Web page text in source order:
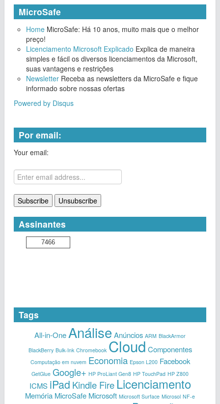
MicroSafe
Home MicroSafe: Há 10 anos, muito mais que o melhor
preço!
Licenciamento Microsoft Explicado Explica de maneira
simples e fácil os diversos licenciamentos da Microsoft,
suas vantagens e restrições
Newsletter Receba as newsletters da MicroSafe e fique
informado sobre nossas ofertas
Powered by Disqus
Por email:
Your email:
Assinantes
7466
Tags
All-in-OneAnálise Anúncios ARM BlackArmor
BlackBerry Bulk-Ink Chromebook Cloud Componentes
Computação em nuvem Economia Epson L200 Facebook
GetGlue Google+ HP ProLiant Gen8 HP TouchPad HP Z800
ICMS iPad Kindle Fire Licenciamento
Memória MicroSafe Microsoft Microsoft Surface Microsol NF-e